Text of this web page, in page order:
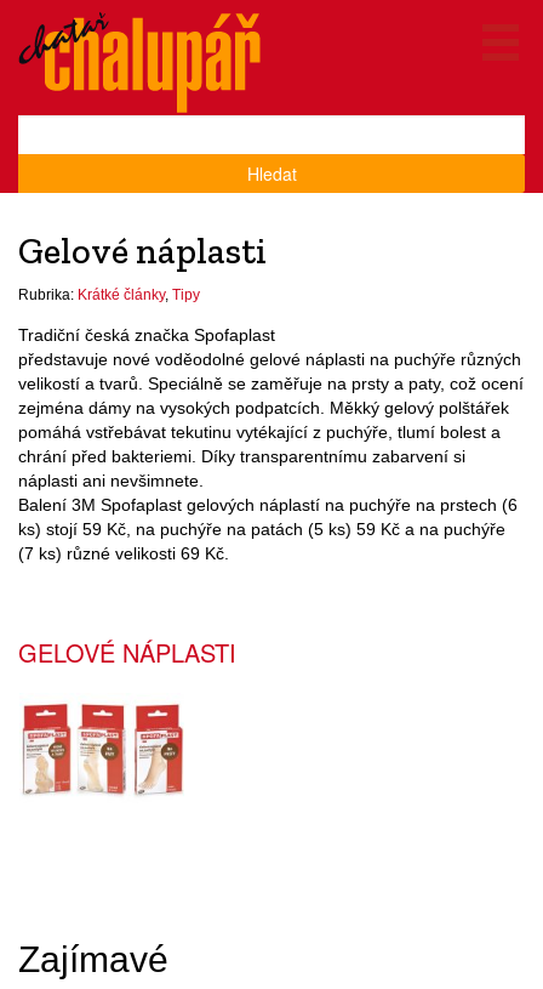
Hledat
Gelové náplasti
Rubrika: Krátké články, Tipy
Tradiční česká značka Spofaplast
představuje nové voděodolné gelové náplasti na puchýře různých
velikostí a tvarů. Speciálně se zaměřuje na prsty a paty, což ocení
zejména dámy na vysokých podpatcích. Měkký gelový polštářek
pomáhá vstřebávat tekutinu vytékající z puchýře, tlumí bolest a
chrání před bakteriemi. Díky transparentnímu zabarvení si
náplasti ani nevšimnete.
Balení 3M Spofaplast gelových náplastí na puchýře na prstech (6
ks) stojí 59 Kč, na puchýře na patách (5 ks) 59 Kč a na puchýře
(7 ks) různé velikosti 69 Kč.
GELOVÉ NÁPLASTI
Zajímavé